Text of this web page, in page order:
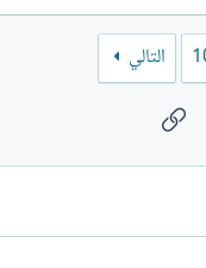
دخل الخيال
ما لقصة أو
المشرحة استنساخ
شهودية...
التالي
البريد الإلكتروني